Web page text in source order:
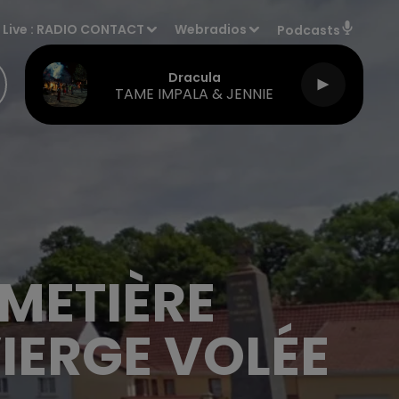
Live : RADIO CONTACT Webradios Podcasts
Dracula
TAME IMPALA & JENNIE
VOLÉE